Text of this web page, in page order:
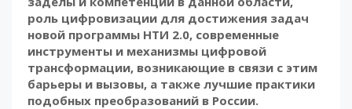
роль цифровизации для достижения задач
новой программы НТИ 2.0, современные
инструменты и механизмы цифровой
трансформации, возникающие в связи с этим
барьеры и вызовы, а также лучшие практики
подобных преобразований в России.